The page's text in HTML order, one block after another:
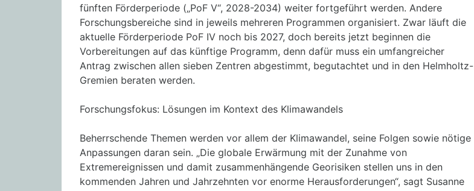
fünften Förderperiode („PoF V“, 2028-2034) weiter fortgeführt werden. Andere
Forschungsbereiche sind in jeweils mehreren Programmen organisiert. Zwar läuft die
aktuelle Förderperiode PoF IV noch bis 2027, doch bereits jetzt beginnen die
Vorbereitungen auf das künftige Programm, denn dafür muss ein umfangreicher
Antrag zwischen allen sieben Zentren abgestimmt, begutachtet und in den Helmholtz-
Gremien beraten werden.
Forschungsfokus: Lösungen im Kontext des Klimawandels
Beherrschende Themen werden vor allem der Klimawandel, seine Folgen sowie nötige
Anpassungen daran sein. „Die globale Erwärmung mit der Zunahme von
Extremereignissen und damit zusammenhängende Georisiken stellen uns in den
kommenden Jahren und Jahrzehnten vor enorme Herausforderungen“, sagt Susanne